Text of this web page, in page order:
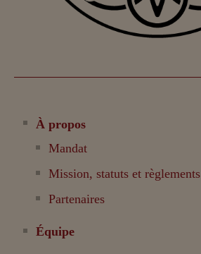
À propos
Mandat
Mission, statuts et règlements
Partenaires
Équipe